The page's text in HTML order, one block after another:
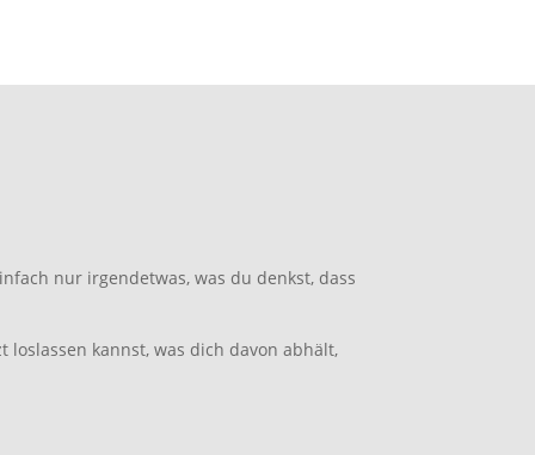
nur irgendetwas, was du denkst, dass
kannst, was dich davon abhält,